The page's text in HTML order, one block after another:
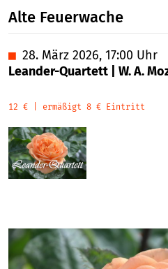
Alte Feuerwache
■ 28. März 2026, 17:00 Uhr
Leander-Quartett | W. A.
12 € | ermäßigt 8 € Eintritt